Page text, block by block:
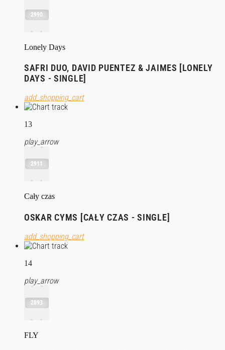
2990
Lonely Days
SAFRI DUO, DAVID PUENTEZ & JAIMES [LONELY
DAYS - SINGLE]
add_shopping_cart
13
play_arrow
2911
Cały czas
OSKAR CYMS [CAŁY CZAS - SINGLE]
add_shopping_cart
14
play_arrow
2893
FLY